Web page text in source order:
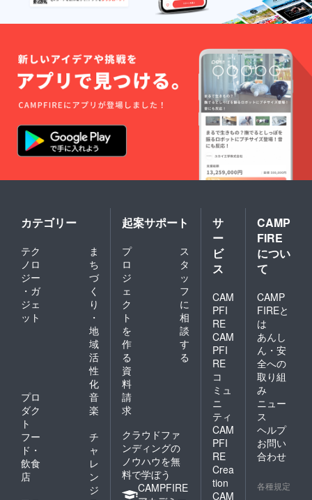
カテゴリー
テク
ノロ
ジー
・ガ
ジェ
ット
ま
ち
づ
く
り
・
地
域
活
性
化
プロ
ダク
ト
音
楽
フー
ド・
飲食
店
チ
ャ
レ
ン
ジ
起案サポート
プ
ロ
ジ
ェ
ク
ト
を
作
る
ス
タ
ッ
フ
に
相
談
す
る
資
料
請
求
クラウドファ
ンディングの
ノウハウを無
料で学ぼう
CAMPFIRE
サ
ー
ビ
ス
CAM
PFI
RE
CAM
PFI
RE
コ
ミュ
ニ
ティ
CAM
PFI
RE
Crea
tion
CAM
CAMP
FIRE
につい
て
CAMP
FIREと
は
あんし
ん・安
全への
取り組
み
ニュー
ス
ヘルプ
お問い
合わせ
各種規定